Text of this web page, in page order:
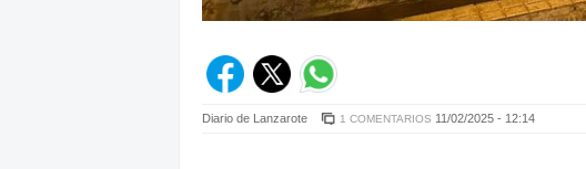
Diario de Lanzarote 1 COMENTARIOS 11/02/2025 - 12:14